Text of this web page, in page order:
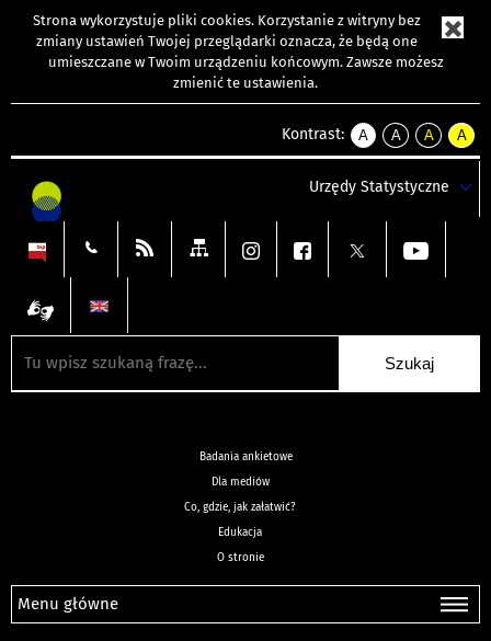
Strona wykorzystuje pliki cookies. Korzystanie z witryny bez
zmiany ustawień Twojej przeglądarki oznacza, że będą one
umieszczane w Twoim urządzeniu końcowym. Zawsze możesz
zmienić te ustawienia.
Kontrast:
A
kontrast
A
kontrast
tekst
czarnym
A
kontrast
tekst
czarnym
A
tekst
żółtym
Urzędy Statystyczne
Badania ankietowe
Dla mediów
Co, gdzie, jak załatwić?
Edukacja
O stronie
Menu główne